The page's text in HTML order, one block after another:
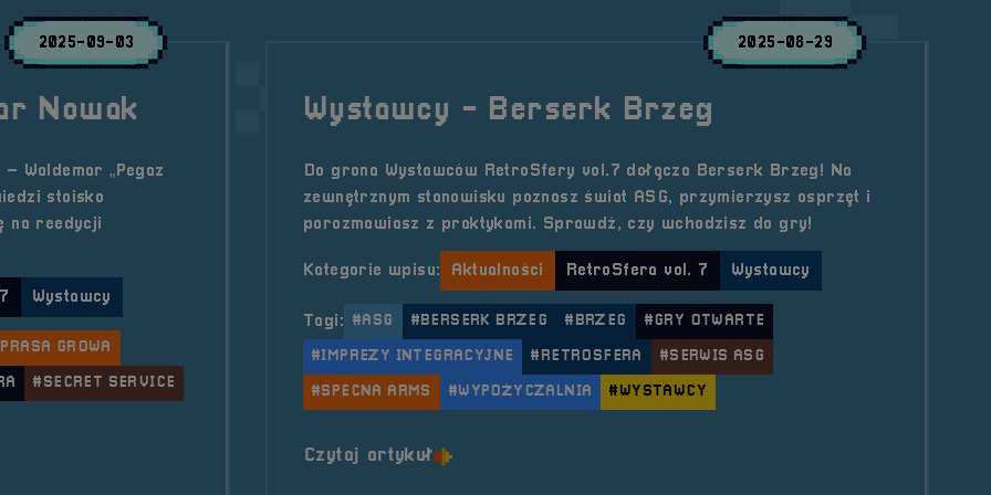
2025-09-03
Nowak
Waldemar „Pegaz
stoisko
na reedycji
Wystawcy
GROWA
#SECRET SERVICE
Waldemar Nowak
2025-08-29
Wystawcy - Berserk Brzeg
Do grona Wystawców RetroSfery vol.7 dołącza Berserk Brzeg! Na
zewnętrznym stanowisku poznasz świat ASG, przymierzysz osprzęt i
porozmawiasz z praktykami. Sprawdź, czy wchodzisz do gry!
Kategorie wpisu: Aktualności RetroSfera vol. 7 Wystawcy
Tagi: #ASG #BERSERK BRZEG #BRZEG #GRY OTWARTE
#IMPREZY INTEGRACYJNE #RETROSFERA #SERWIS ASG
#SPECNA ARMS #WYPOŻYCZALNIA #WYSTAWCY
Czytaj artykuło tytule Wystawcy &#8211; Berserk Brzeg